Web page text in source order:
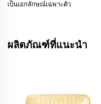
เป็นเอกลักษณ์เฉพาะตัว
ผลิตภัณฑ์ที่แนะนำ